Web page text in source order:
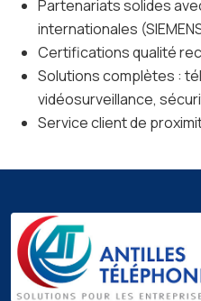
Partenariats solides
internationales
Certifications qualité
Solutions complètes :
vidéosurveillance,
Service client de